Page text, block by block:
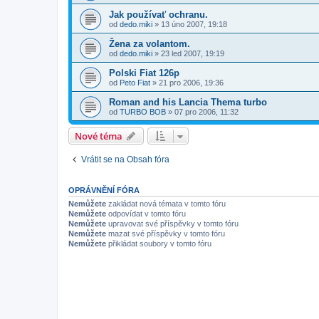
Jak používať ochranu.
od dedo.miki » 13 úno 2007, 19:18
Žena za volantom.
od dedo.miki » 23 led 2007, 19:19
Polski Fiat 126p
od Peto Fiat » 21 pro 2006, 19:36
Roman and his Lancia Thema turbo
od TURBO BOB » 07 pro 2006, 11:32
Nové téma
Vrátit se na Obsah fóra
OPRÁVNĚNÍ FÓRA
Nemůžete zakládat nová témata v tomto fóru
Nemůžete odpovídat v tomto fóru
Nemůžete upravovat své příspěvky v tomto fóru
Nemůžete mazat své příspěvky v tomto fóru
Nemůžete přikládat soubory v tomto fóru